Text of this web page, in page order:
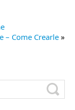
– Come Crearle»